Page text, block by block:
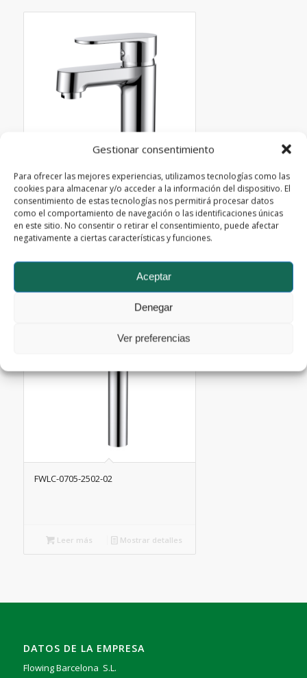
Gestionar consentimiento
Para ofrecer las mejores experiencias, utilizamos tecnologías como las
cookies para almacenar y/o acceder a la información del dispositivo. El
consentimiento de estas tecnologías nos permitirá procesar datos
como el comportamiento de navegación o las identificaciones únicas
en este sitio. No consentir o retirar el consentimiento, puede afectar
negativamente a ciertas características y funciones.
Aceptar
Denegar
Ver preferencias
FWLC-0705-2501-01
Leer más Mostrar detalles
FWLC-0705-2502-02
Leer más Mostrar detalles
DATOS DE LA EMPRESA
Flowing Barcelona S.L.